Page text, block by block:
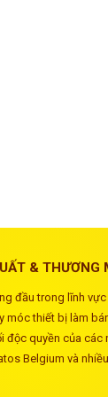
& THƯƠNG
đầu trong lĩnh
móc thiết bị làm
độc quyền của các
Belgium và